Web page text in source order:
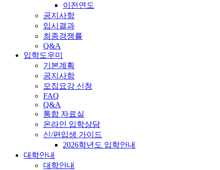
이전연도
공지사항
입시결과
최종경쟁률
Q&A
입학도우미
기본계획
공지사항
모집요강 신청
FAQ
Q&A
통합 자료실
온라인 입학상담
신/편입생 가이드
2026학년도 입학안내
대학안내
대학안내